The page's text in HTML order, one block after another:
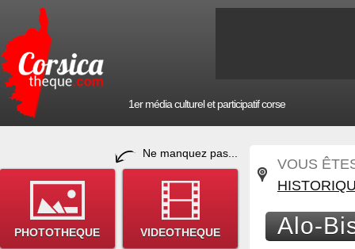
1er média culturel et participatif corse
Ne manquez pas...
PHOTOTHEQUE VIDEOTHEQUE
VOUS
Alo-